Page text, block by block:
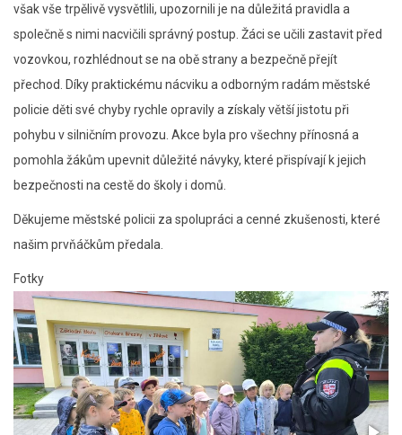
však vše trpělivě vysvětlili, upozornili je na důležitá pravidla a
společně s nimi nacvičili správný postup. Žáci se učili zastavit před
vozovkou, rozhlédnout se na obě strany a bezpečně přejít
přechod. Díky praktickému nácviku a odborným radám městské
policie děti své chyby rychle opravily a získaly větší jistotu při
pohybu v silničním provozu. Akce byla pro všechny přínosná a
pomohla žákům upevnit důležité návyky, které přispívají k jejich
bezpečnosti na cestě do školy i domů.
Děkujeme městské policii za spolupráci a cenné zkušenosti, které
našim prvňáčkům předala.
Fotky